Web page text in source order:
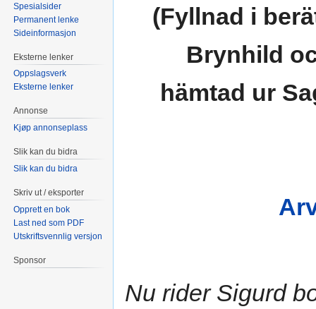
(Fyllnad i
Brynhild
hämtad ur
Nu rider Sigurd
Spesialsider
Permanent lenke
Sideinformasjon
Eksterne lenker
Oppslagsverk
Eksterne lenker
Annonse
Kjøp annonseplass
Slik kan du bidra
Slik kan du bidra
Skriv ut / eksporter
Opprett en bok
Last ned som PDF
Utskriftsvennlig versjon
Sponsor